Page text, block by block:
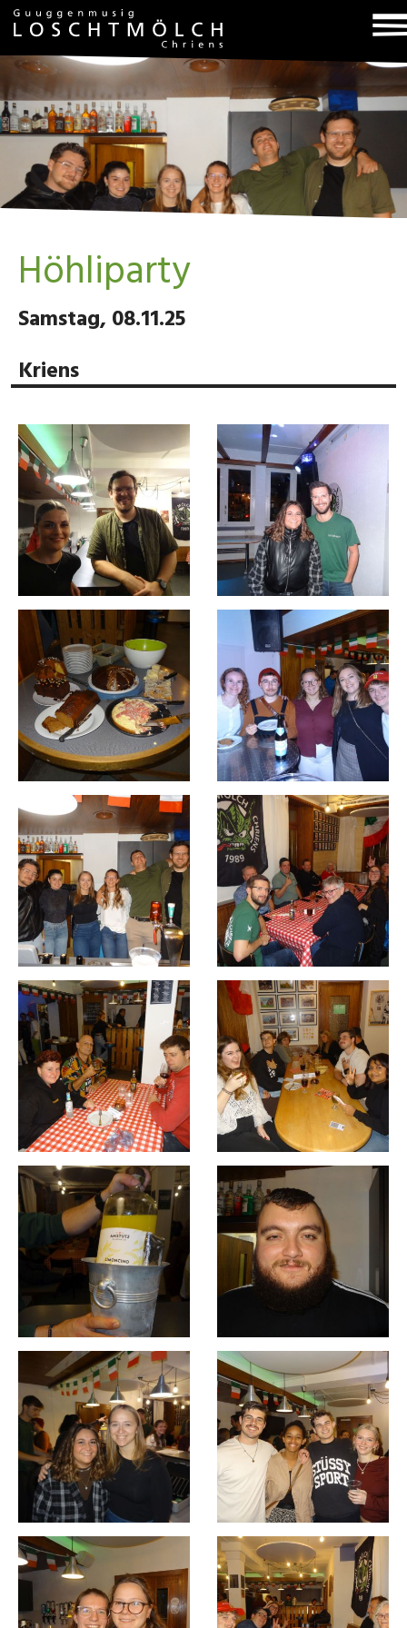
Höhliparty
Samstag, 08.11.25
Kriens